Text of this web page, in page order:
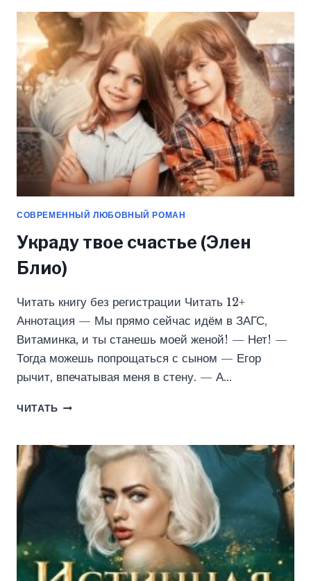
ТОМ
2
(ЭЛЕН
БЛИО)
СОВРЕМЕННЫЙ ЛЮБОВНЫЙ РОМАН
Украду твое счастье (Элен
Блио)
Читать книгу без регистрации Читать 12+
Аннотация — Мы прямо сейчас идём в ЗАГС,
Витаминка, и ты станешь моей женой! — Нет! —
Тогда можешь попрощаться с сыном — Егор
рычит, впечатывая меня в стену. — А…
ЧИТАТЬ УКРАДУ
(ЭЛЕН
БЛИО)